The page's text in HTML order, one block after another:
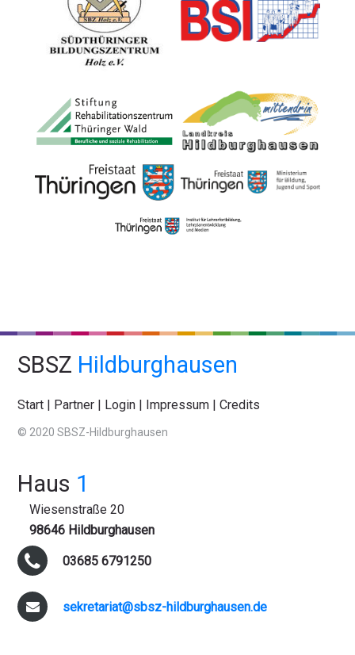
SBSZ Hildburghausen
Start | Partner | Login | Impressum |Credits
© 2020 SBSZ-Hildburghausen
Haus 1
Wiesenstraße 20
98646 Hildburghausen
03685 6791250
sekretariat@sbsz-hildburghausen.de